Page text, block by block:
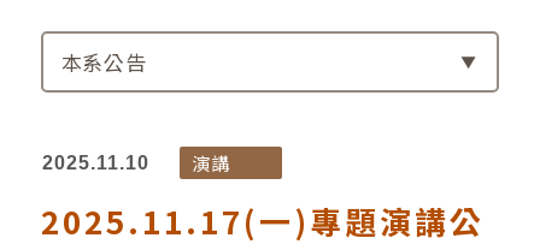
本系公告
2025.11.10 演講
2025.11.17(一)專題演講公